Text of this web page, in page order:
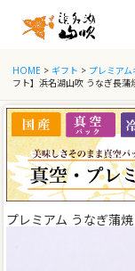
HOME > ギフト > プレミアム
フト】浜名湖山吹 うなぎ長蒲
プレミアム うなぎ蒲